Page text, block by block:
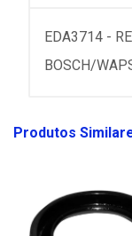
EDA3714 -
BOSCH/
Produtos